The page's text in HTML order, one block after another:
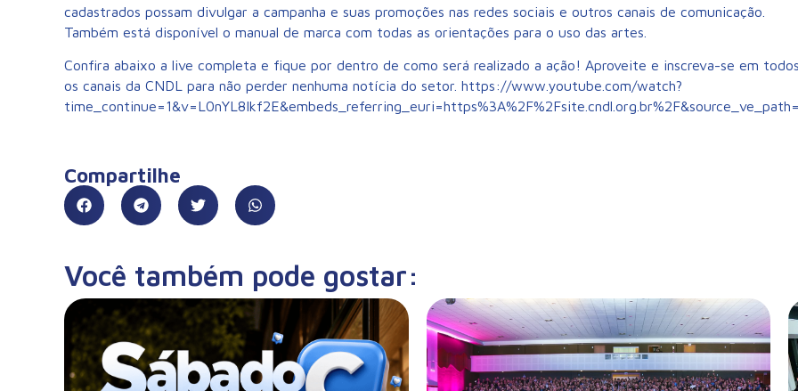
cadastrados possam divulgar a campanha e suas promoções nas redes sociais e outros canais de comunicação.
Também está disponível o manual de marca com todas as orientações para o uso das artes.
Confira abaixo a live completa e fique por dentro de como será realizado a ação! Aproveite e inscreva-se em todos
os canais da CNDL para não perder nenhuma notícia do setor. https://www.youtube.com/watch?
Compartilhe
Você também pode gostar: